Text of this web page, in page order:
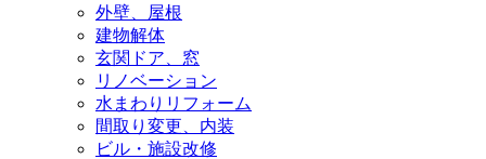
外壁、屋根
建物解体
玄関ドア、窓
リノベーション
水まわりリフォーム
間取り変更、内装
ビル・施設改修